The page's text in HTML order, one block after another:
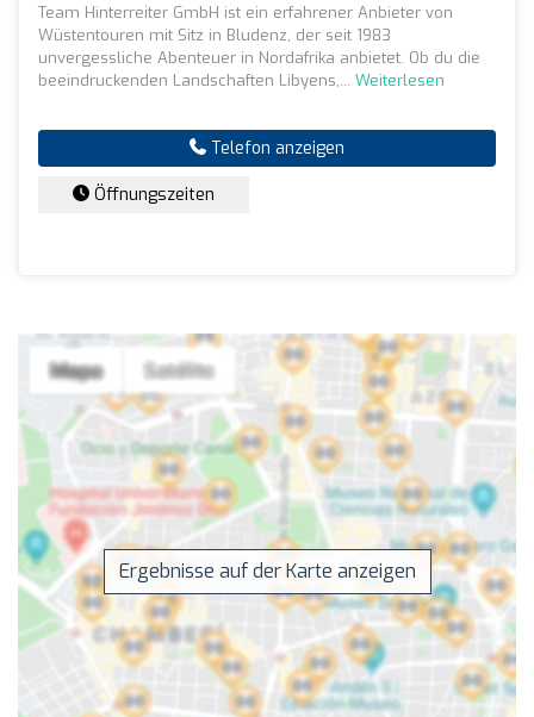
Team Hinterreiter GmbH ist ein erfahrener Anbieter von
Wüstentouren mit Sitz in Bludenz, der seit 1983
unvergessliche Abenteuer in Nordafrika anbietet. Ob du die
beeindruckenden Landschaften Libyens,... Weiterlesen
Telefon anzeigen
Öffnungszeiten
Ergebnisse auf der Karte anzeigen